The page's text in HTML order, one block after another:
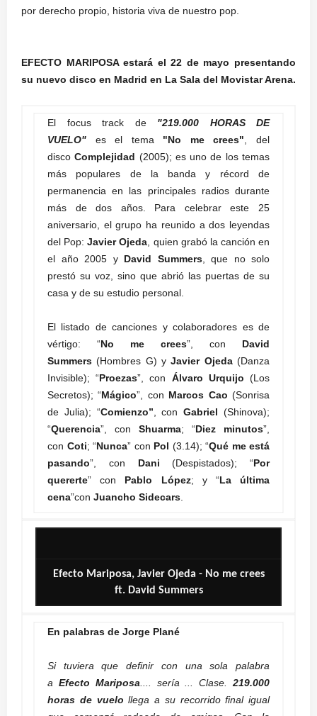
por derecho propio, historia viva de nuestro pop.
EFECTO MARIPOSA estará el 22 de mayo presentando
su nuevo disco en Madrid en La Sala del Movistar Arena.
El focus track de "219.000 HORAS DE
VUELO"
es el tema "No me crees" , del
discoComplejidad (2005); es uno de los temas
más populares de la banda y récord de
permanencia en las principales radios durante
más de dos años. Para celebrar este 25
aniversario, el grupo ha reunido a dos leyendas
del Pop:Javier Ojeda , quien grabó la canción en
el año 2005 yDavid Summers, que no solo
prestó su voz, sino que abrió las puertas de su
casa y de su estudio personal.
El listado de canciones y colaboradores es de
vértigo: “No me crees”, con David
Summers(Hombres G) yJavier Ojeda(Danza
Invisible); “Proezas”, con Álvaro Urquijo (Los
Secretos); “Mágico”, con Marcos Cao(Sonrisa
de Julia); “Comienzo” , conGabriel(Shinova);
“Querencia”, con Shuarma; “Diez minutos”,
con Coti; “Nunca” con Pol (3.14); “Qué me está
pasando”, con Dani(Despistados); “Por
quererte” con Pablo López; y “La última
cena”con Juancho Sidecars
Efecto Mariposa, Javier Ojeda - No me crees
ft. David Summers
En palabras de Jorge Plané
Si tuviera que definir con una sola palabra
a Efecto Mariposa .... sería ... Clase.219.000
horas de vuelollega a su recorrido final igual